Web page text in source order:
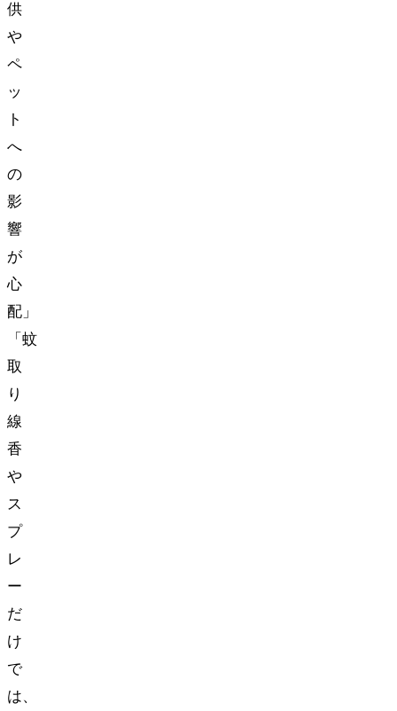
供
や
ペ
ッ
ト
へ
の
影
響
が
心
配…」
「蚊
取
り
線
香
や
ス
プ
レ
ー
だ
け
で
は、